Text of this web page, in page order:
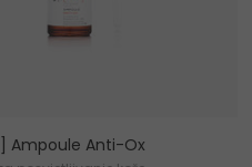
Ampoule Anti-Ox